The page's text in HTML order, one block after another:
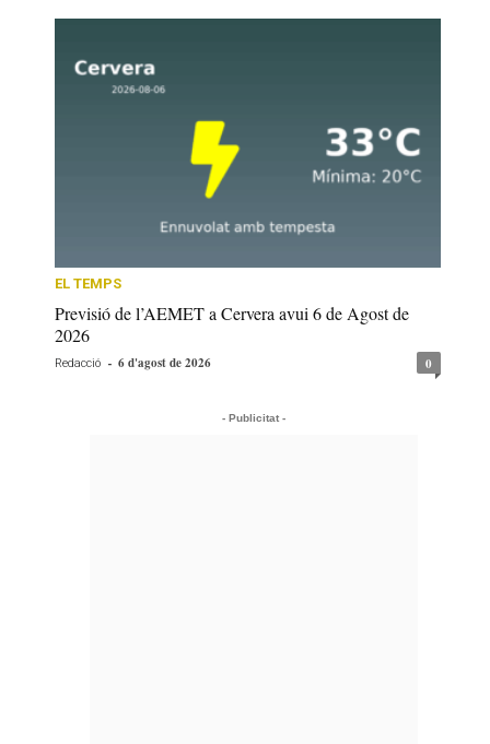
EL TEMPS
Previsió de l’AEMET a Cervera avui 6 de Agost de
2026
Redacció - 6 d'agost de 2026 0
- Publicitat -